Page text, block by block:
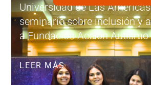
Universidad de Las
seminario sobre inclusión y
a Fundación Acción Autismo
LEER MÁS